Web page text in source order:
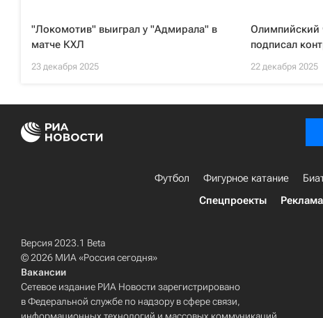
"Локомотив" выиграл у "Адмирала" в
матче КХЛ
23 декабря 2025
Олимпийский
подписал
22 декабря 2025
Футбол Фигурное катание
Спецпроекты
Реклама
Версия 2023.1 Beta
© 2026 МИА «Россия сегодня»
Вакансии
Сетевое издание РИА Новости зарегистрировано
в Федеральной службе по надзору в сфере связи,